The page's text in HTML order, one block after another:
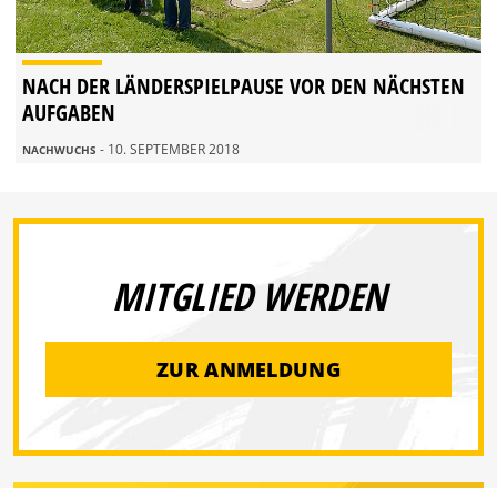
NACH DER LÄNDERSPIELPAUSE VOR DEN NÄCHSTEN
AUFGABEN
NACHWUCHS - 10. SEPTEMBER 2018
MITGLIED WERDEN
ZUR ANMELDUNG